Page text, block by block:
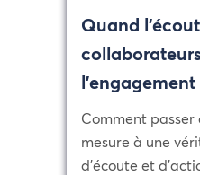
Quand
l’engagement
Comment passer
mesure à une
d’écoute et